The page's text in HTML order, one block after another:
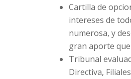
Cartilla de
intereses de
numerosa, y
gran aporte que
Tribunal
Directiva,